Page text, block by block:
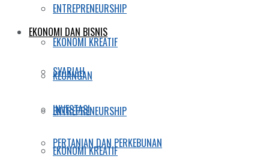
ENTREPRENEURSHIP
EKONOMI KREATIF
KEUANGAN
INVESTASI
PERTANIAN DAN PERKEBUNAN
EKONOMI DAN BISNIS
SYARIAH
ENTREPRENEURSHIP
EKONOMI KREATIF